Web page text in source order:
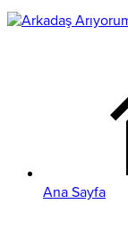
Ana Sayfa